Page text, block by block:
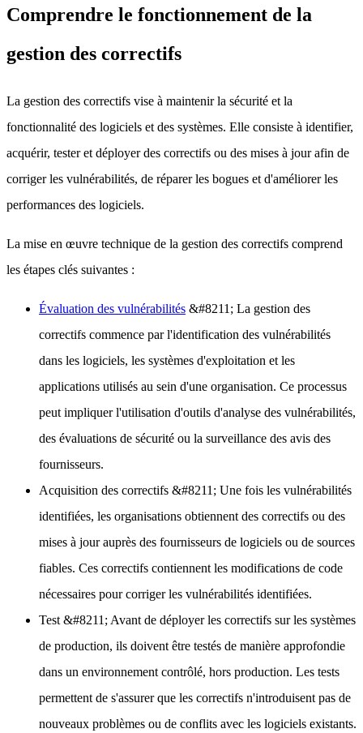
Comprendre le fonctionnement de la
gestion des correctifs
La gestion des correctifs vise à maintenir la sécurité et la
fonctionnalité des logiciels et des systèmes. Elle consiste à identifier,
acquérir, tester et déployer des correctifs ou des mises à jour afin de
corriger les vulnérabilités, de réparer les bogues et d'améliorer les
performances des logiciels.
La mise en œuvre technique de la gestion des correctifs comprend
les étapes clés suivantes :
Évaluation des vulnérabilités &#8211; La gestion des
correctifs commence par l'identification des vulnérabilités
dans les logiciels, les systèmes d'exploitation et les
applications utilisés au sein d'une organisation. Ce processus
peut impliquer l'utilisation d'outils d'analyse des vulnérabilités,
des évaluations de sécurité ou la surveillance des avis des
fournisseurs.
Acquisition des correctifs &#8211; Une fois les vulnérabilités
identifiées, les organisations obtiennent des correctifs ou des
mises à jour auprès des fournisseurs de logiciels ou de sources
fiables. Ces correctifs contiennent les modifications de code
nécessaires pour corriger les vulnérabilités identifiées.
Test&#8211; Avant de déployer les correctifs sur les systèmes
de production, ils doivent être testés de manière approfondie
dans un environnement contrôlé, hors production. Les tests
permettent de s'assurer que les correctifs n'introduisent pas de
nouveaux problèmes ou de conflits avec les logiciels existants.